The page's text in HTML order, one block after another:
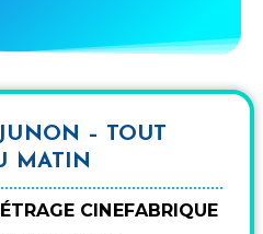
– TOUT
MATIN
CINEFABRIQUE